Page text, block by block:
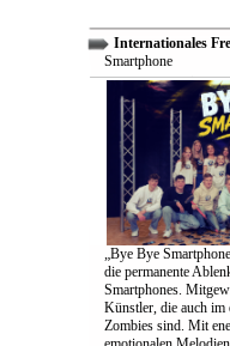
Internationales
Smartphone
„Bye Bye
die permanente
Smartphones.
Künstler, die auch im
Zombies sind. Mit